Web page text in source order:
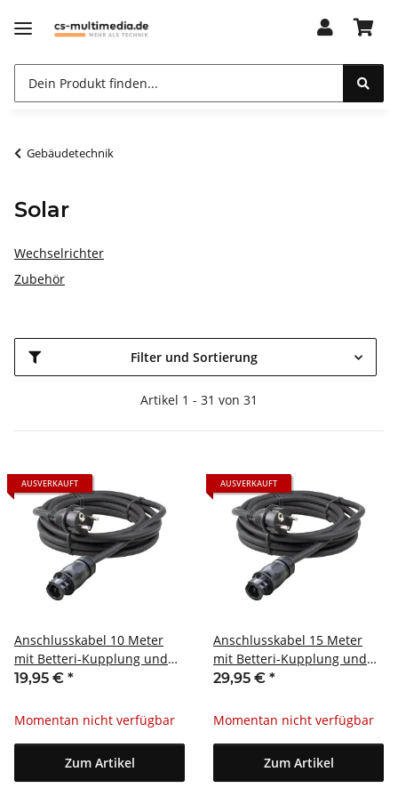
Gebäudetechnik
Solar
Wechselrichter
Zubehör
Filter und Sortierung
Artikel 1 - 31 von 31
AUSVERKAUFT
Anschlusskabel 10 Meter
mit Betteri-Kupplung und
Schuko-Stecker
19,95 € *
Momentan nicht verfügbar
Zum Artikel
AUSVERKAUFT
Anschlusskabel 15 Meter
mit Betteri-Kupplung und
Schuko-Stecker
29,95 € *
Momentan nicht verfügbar
Zum Artikel